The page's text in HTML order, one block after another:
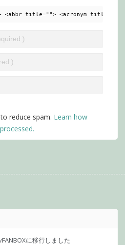
title=""> <acronym title="">
reduce spam. Learn how
に移行しました